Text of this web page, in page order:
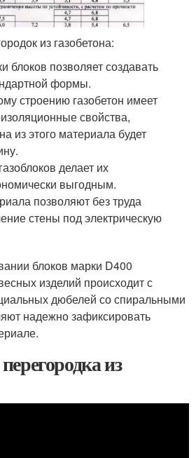
из газобетона:
блоков позволяет создавать
формы.
строению газобетон имеет
свойства,
из этого материала будет
делает их
выгодным.
позволяют без труда
стены под электрическую
блоков марки D400
изделий происходит с
дюбелей со спиральными
надежно зафиксировать
из